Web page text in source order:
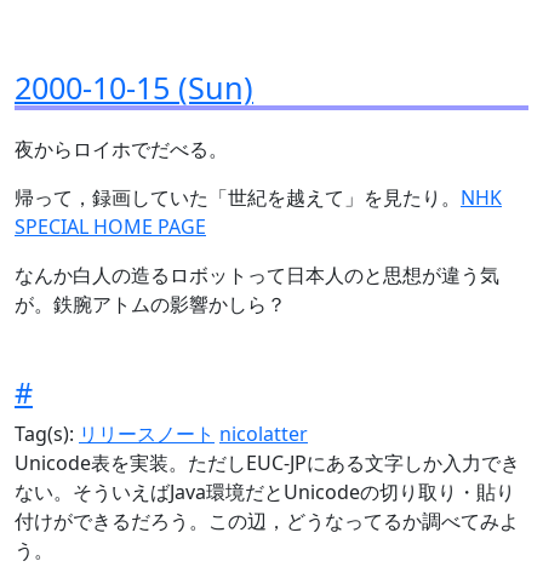
2000-10-15 (Sun)
夜からロイホでだべる。
帰って，録画していた「世紀を越えて」を見たり。 NHK
SPECIAL HOME PAGE
なんか白人の造るロボットって日本人のと思想が違う気
が。鉄腕アトムの影響かしら？
#
Tag(s): リリースノート nicolatter
Unicode表を実装。ただしEUC-JPにある文字しか入力でき
ない。そういえばJava環境だとUnicodeの切り取り・貼り
付けができるだろう。この辺，どうなってるか調べてみよ
う。